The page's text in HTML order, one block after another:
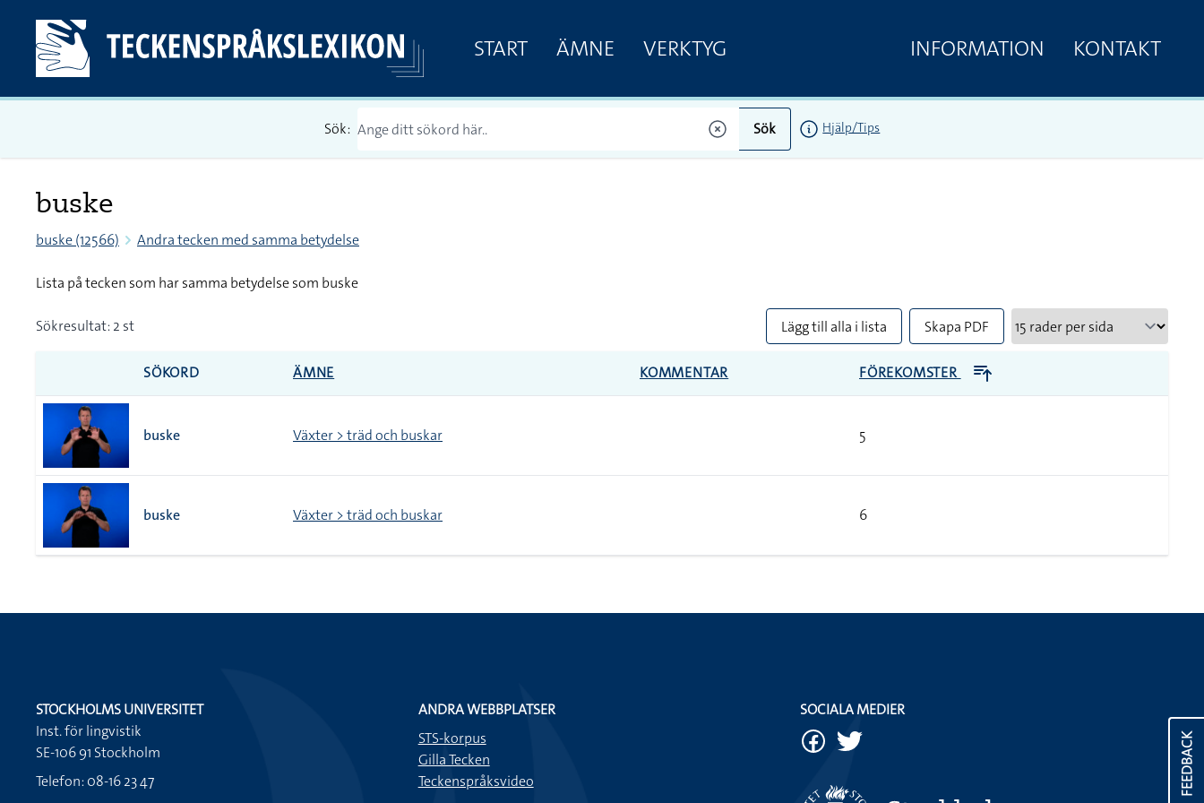
START ÄMNE VERKTYG INFORMATION KONTAKT
Sök: Sök Hjälp/Tips
buske
buske (12566) Andra tecken med samma betydelse
Lista på tecken som har samma betydelse som buske
Sökresultat: 2 st Lägg till alla i lista Skapa PDF
SÖKORD ÄMNE KOMMENTAR FÖREKOMSTER
buske Växter > träd och buskar 5
buske Växter > träd och buskar 6
FEEDBACK
STOCKHOLMS UNIVERSITET
Inst. för lingvistik
SE-106 91 Stockholm
Telefon: 08-16 23 47
ANDRA WEBBPLATSER
STS-korpus
Gilla Tecken
Teckenspråksvideo
SOCIALA MEDIER